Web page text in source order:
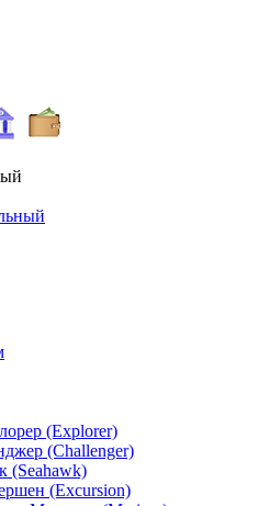
(Explorer)
(Challenger)
(Seahawk)
(Excursion)